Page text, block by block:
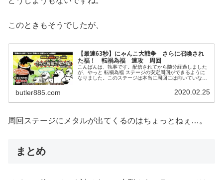
このときもそうでしたが、
【最速63秒】にゃんこ大戦争 さらに召喚され
た福！ 転禍為福 速攻 周回
こんばんは、執事です。配信されてから随分経過しました
が、やっと 転禍為福 ステージの安定周回ができるように
なりました。このステージは本当に周回には向いていない
butler885.com 2020.02.25
周回ステージにメタルが出てくるのはちょっとねぇ…。
まとめ